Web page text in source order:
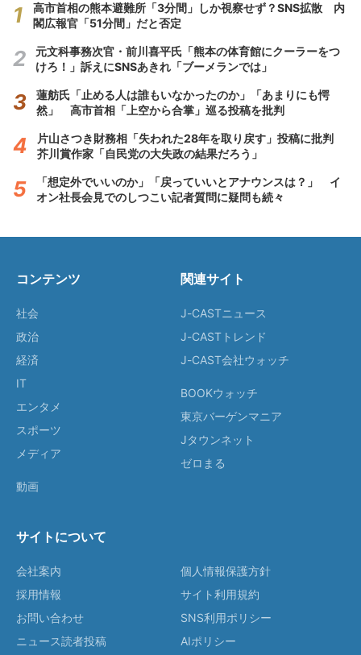
高市首相の熊本避難所「3分間」しか視察せず？SNS拡散 内
閣広報官「51分間」だと否定
元文科事務次官・前川喜平氏「熊本の体育館にクーラーをつ
けろ！」訴えにSNSあきれ「ブーメランでは」
蓮舫氏「止める人は誰もいなかったのか」「あまりにも愕
然」 高市首相「上空から合掌」巡る投稿を批判
片山さつき財務相「失われた28年を取り戻す」投稿に批判
芥川賞作家「自民党の大失政の結果だろう」
「想定外でいいのか」「戻っていいとアナウンスは？」 イ
オン社長会見でのしつこい記者質問に疑問も続々
コンテンツ
社会
政治
経済
IT
エンタメ
スポーツ
メディア
動画
関連サイト
J-CASTニュース
J-CASTトレンド
J-CAST会社ウォッチ
BOOKウォッチ
東京バーゲンマニア
Jタウンネット
ゼロまる
サイトについて
会社案内
採用情報
お問い合わせ
ニュース読者投稿
個人情報保護方針
サイト利用規約
SNS利用ポリシー
AIポリシー